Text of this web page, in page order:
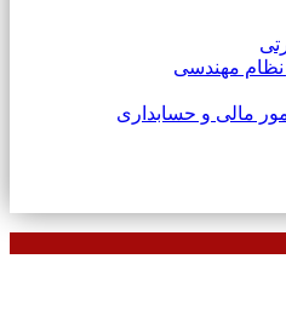
نظام مهندسی
مالی و حسابداری